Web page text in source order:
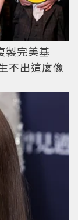
製完美基
不出這麼像